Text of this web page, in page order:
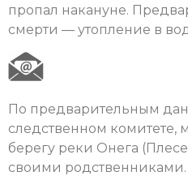
пропал накануне.
смерти — утопление в
По предварительным
следственном комитете,
берегу реки Онега
своими